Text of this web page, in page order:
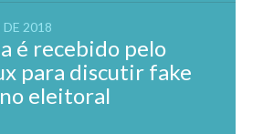
DE 2018
é recebido pelo
para discutir fake
eleitoral